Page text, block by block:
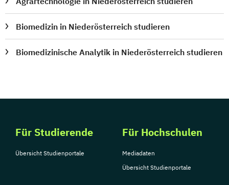
Biomedizin in Niederösterreich studieren
Biomedizinische Analytik in Niederösterreich studieren
Für Studierende
Übersicht Studienportale
Für Hochschulen
Mediadaten
Übersicht Studienportale